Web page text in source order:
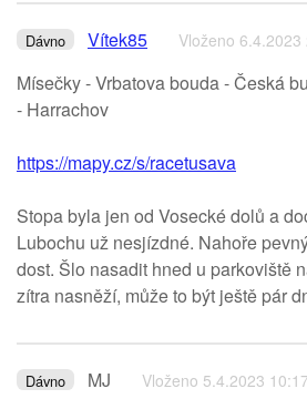
Dávno Vítek85 Vloženo 6.4.2023
Mísečky - Vrbatova bouda - Česká
- Harrachov
https://mapy.cz/s/racetusava
Stopa byla jen od Vosecké dolů a
Lubochu už nesjízdné. Nahoře
dost. Šlo nasadit hned u parkoviště
zítra nasněží, může to být ještě pár
Dávno MJ Vloženo 5.4.2023 10:17